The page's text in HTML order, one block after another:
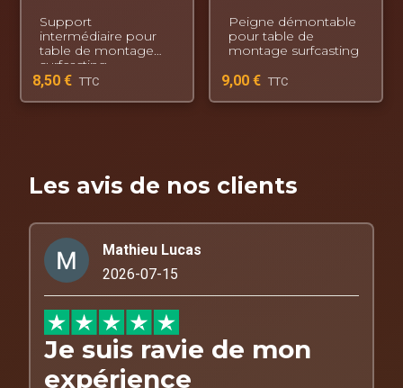
Support
intermédiaire pour
table de montage
surfcasting
8,50€ TTC
Peigne démontable
pour table de
montage surfcasting
9,00€ TTC
Les avis de nos clients
Mathieu Lucas
2026-07-15
Je suis ravie de mon
expérience